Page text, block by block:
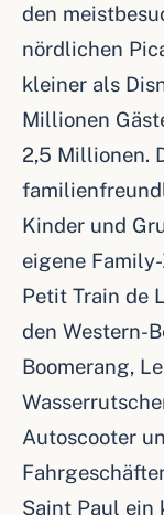
den
nördlichen
kleiner als
Millionen
2,5 Millionen.
Kinder und
eigene
Petit Train de
den Western-
Boomerang,
Autoscooter
Saint Paul ein